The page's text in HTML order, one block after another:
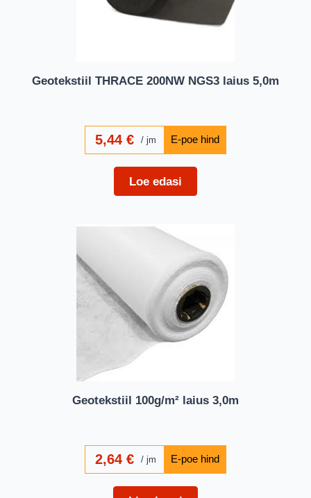
Geotekstiil THRACE 200NW NGS3 laius 5,0m
5,44 € jm
Loe edasi
Geotekstiil 100g/m² laius 3,0m
2,64 € jm